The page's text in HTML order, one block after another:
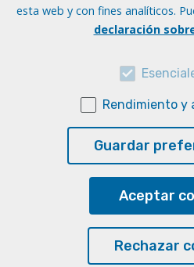
esta web y con fines analíticos.
declaración
Rendimiento y
Guardar
Aceptar
Rechazar